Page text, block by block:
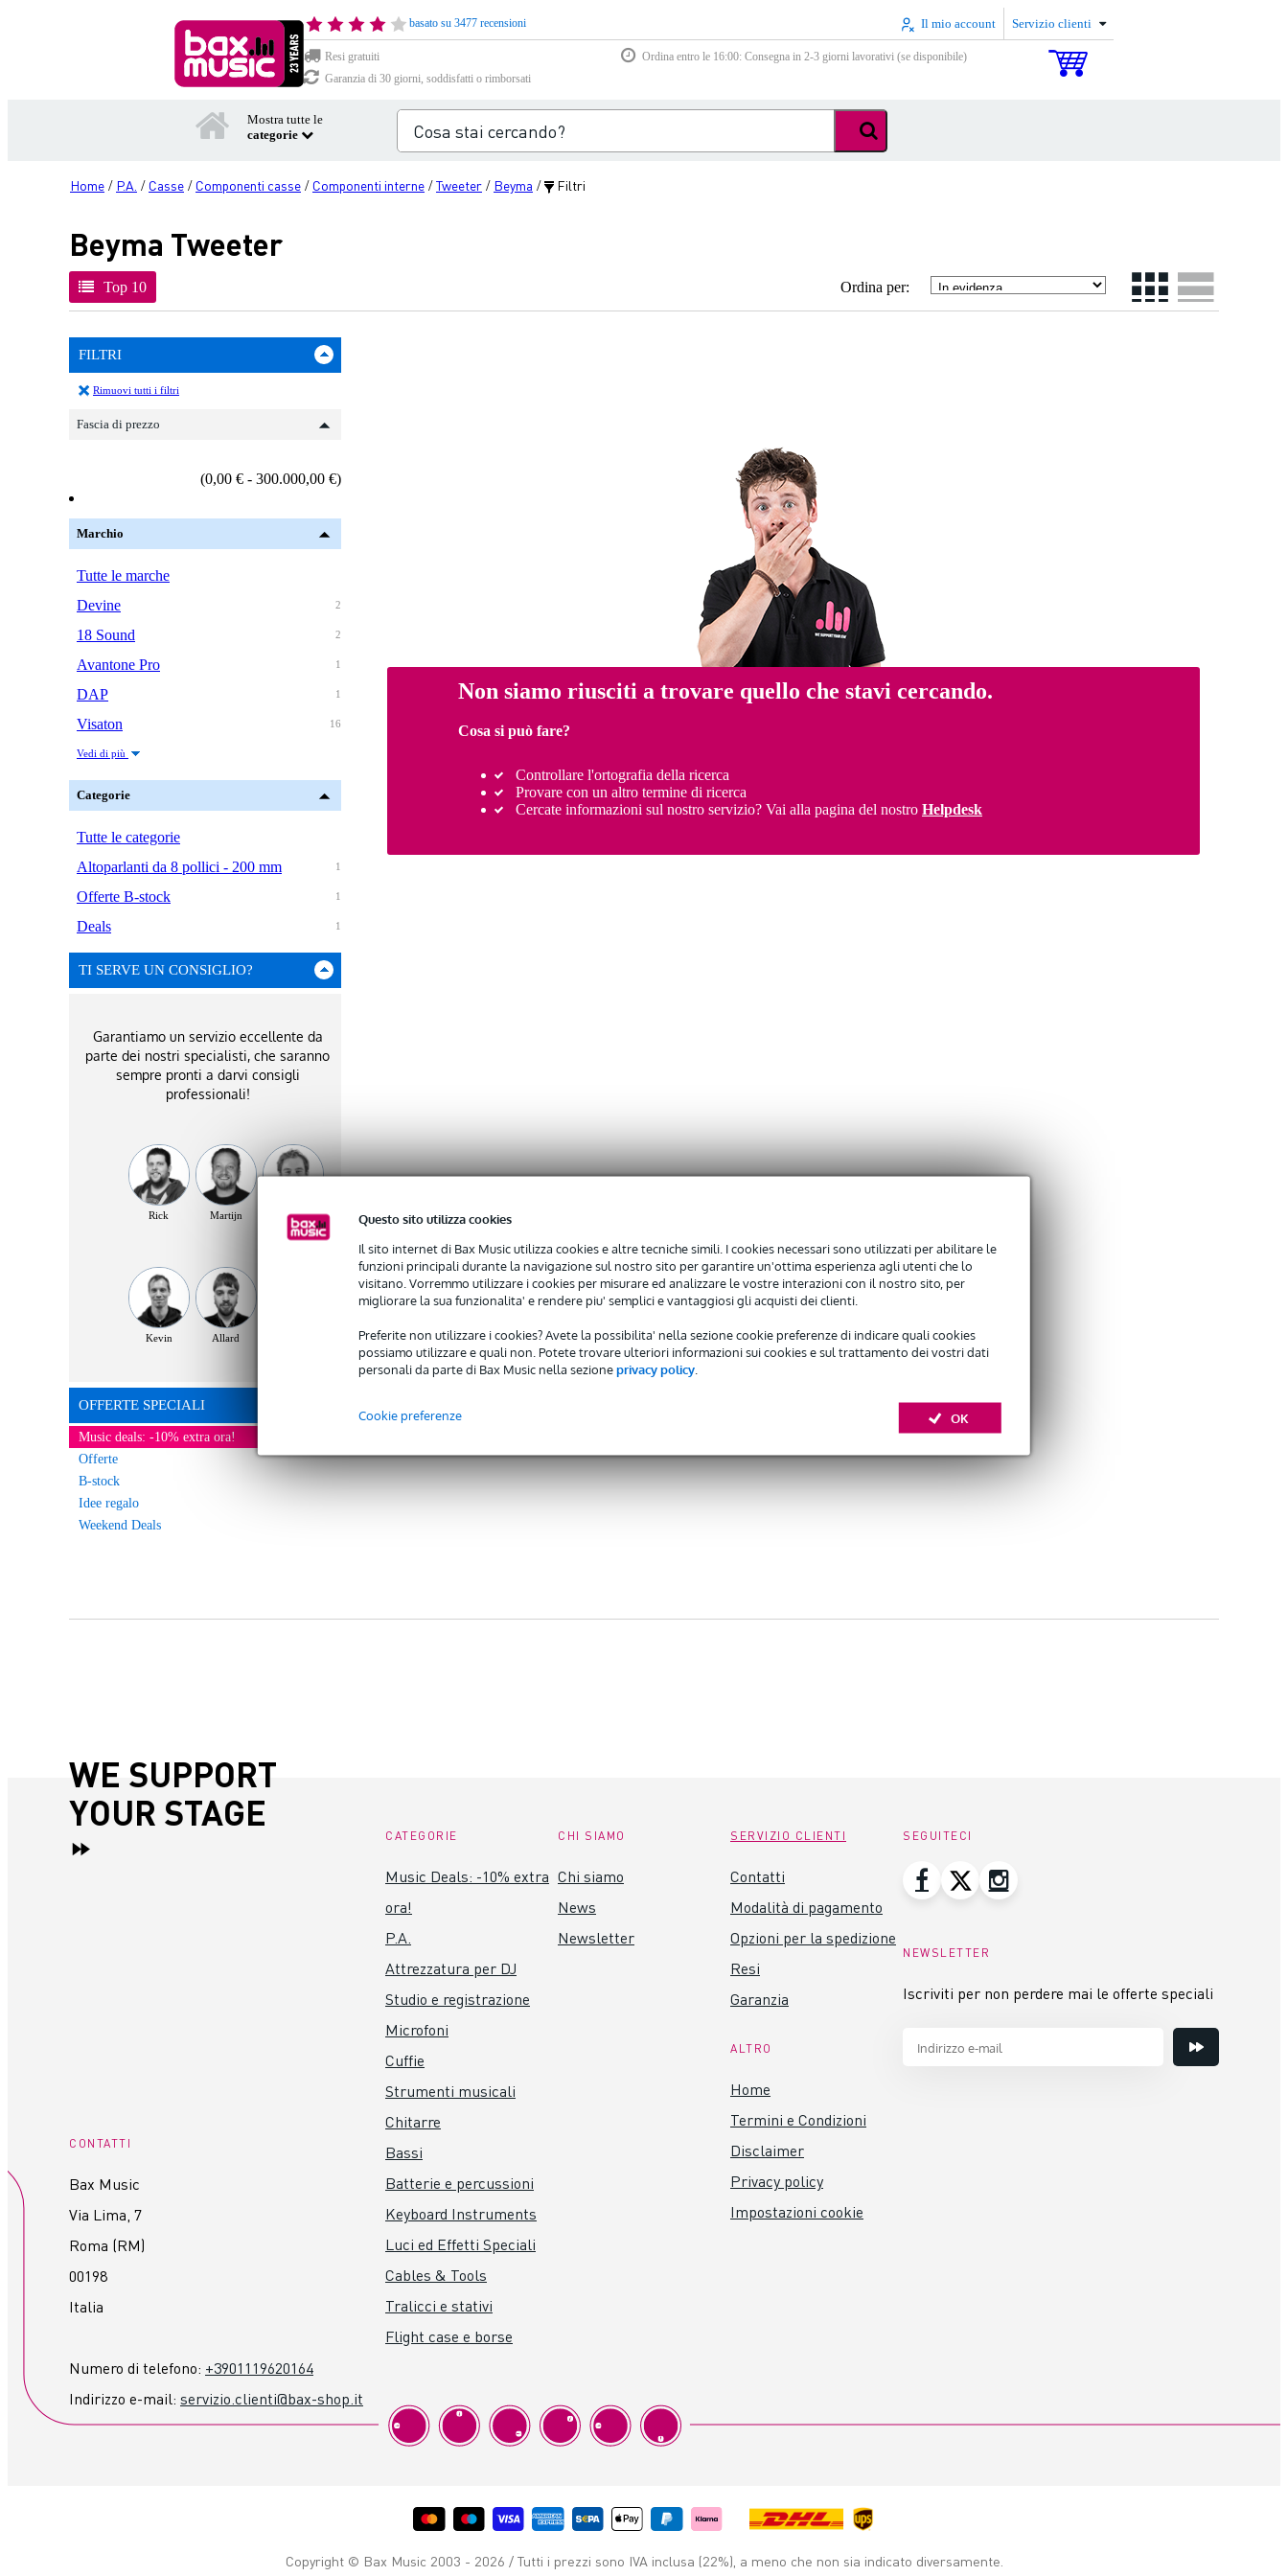
Questo sito utilizza cookies
Il sito internet di Bax Music utilizza cookies e altre tecniche simili. I cookies necessari sono utilizzati per abilitare le
funzioni principali durante la navigazione sul nostro sito per garantire un'ottima esperienza agli utenti che lo
visitano. Vorremmo utilizzare i cookies per misurare ed analizzare le vostre interazioni con il nostro sito, per
migliorare la sua funzionalita' e rendere piu' semplici e vantaggiosi gli acquisti dei clienti.
Preferite non utilizzare i cookies? Avete la possibilita' nella sezione cookie preferenze di indicare quali cookies
possiamo utilizzare e quali non. Potete trovare ulteriori informazioni sui cookies e sul trattamento dei vostri dati
personali da parte di Bax Music nella sezioneprivacy policy.
OK
Cookie preferenze
basato su 3477 recensioni Il mio account Servizio clienti
Resi gratuiti
Ordina entro le 16:00: Consegna in 2-3 giorni lavorativi (se disponibile)
Garanzia di 30 giorni, soddisfatti o rimborsati
Mostra tutte le
categorie
Home / P.A. / Casse / Componenti casse / Componenti interne /Tweeter / Beyma / Filtri
Beyma Tweeter
Top 10 Ordina per:
FILTRI
Rimuovi tutti i filtri
Fascia di prezzo
(0,00 € - 300.000,00 €)
Marchio
Tutte le marche
2
Devine
2
18 Sound
1
Avantone Pro
1
DAP
16
Visaton
Vedi di più
Categorie
Tutte le categorie
1
Altoparlanti da 8 pollici - 200 mm
1
Offerte B-stock
1
Deals
TI SERVE UN CONSIGLIO?
Garantiamo un servizio eccellente da
parte dei nostri specialisti, che saranno
sempre pronti a darvi consigli
professionali!
Rick Martijn Bart
Kevin Allard
OFFERTE SPECIALI
Music deals: -10% extra ora!
Offerte
B-stock
Idee regalo
Weekend Deals
Non siamo riusciti a trovare quello che stavi cercando.
Cosa si può fare?
Controllare l'ortografia della ricerca
Provare con un altro termine di ricerca
Cercate informazioni sul nostro servizio? Vai alla pagina del nostro Helpdesk
WE SUPPORT
YOUR STAGE
CONTATTI
Bax Music
Via Lima, 7
Roma (RM)
00198
Italia
Numero di telefono: +3901119620164
Indirizzo e-mail: servizio.clienti@bax-shop.it
CATEGORIE
Music Deals: -10% extra
ora!
P.A.
Attrezzatura per DJ
Studio e registrazione
Microfoni
Cuffie
Strumenti musicali
Chitarre
Bassi
Batterie e percussioni
Keyboard Instruments
Luci ed Effetti Speciali
Cables & Tools
Tralicci e stativi
Flight case e borse
CHI SIAMO
Chi siamo
News
Newsletter
SERVIZIO CLIENTI
Contatti
Modalità di pagamento
Opzioni per la spedizione
Resi
Garanzia
ALTRO
Home
Termini e Condizioni
Disclaimer
Privacy policy
Impostazioni cookie
SEGUITECI
NEWSLETTER
Iscriviti per non perdere mai le offerte speciali
Copyright © Bax Music 2003 - 2026 / Tutti i prezzi sono IVA inclusa (22%), a meno che non sia indicato diversamente.